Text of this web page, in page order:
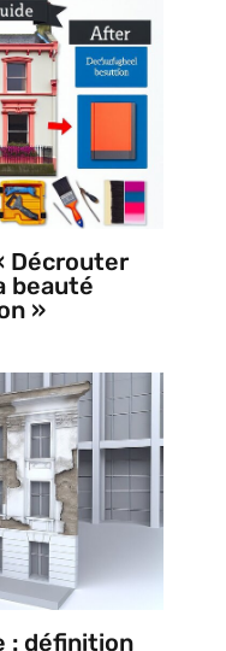
Décrouter
beauté
»
: définition